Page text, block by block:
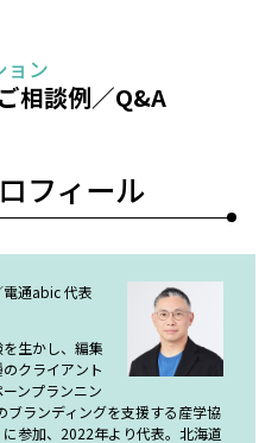
ョン
相談例／Q&A
フィール
通abic 代表
生かし、編集
クライアント
ンプランニン
ブランディングを支援する産学協
に参加、2022年より代表。北海道